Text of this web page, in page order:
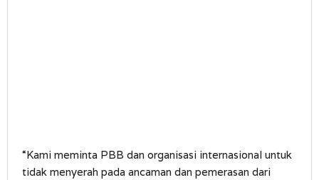
“Kami meminta PBB dan organisasi internasional untuk
tidak menyerah pada ancaman dan pemerasan dari